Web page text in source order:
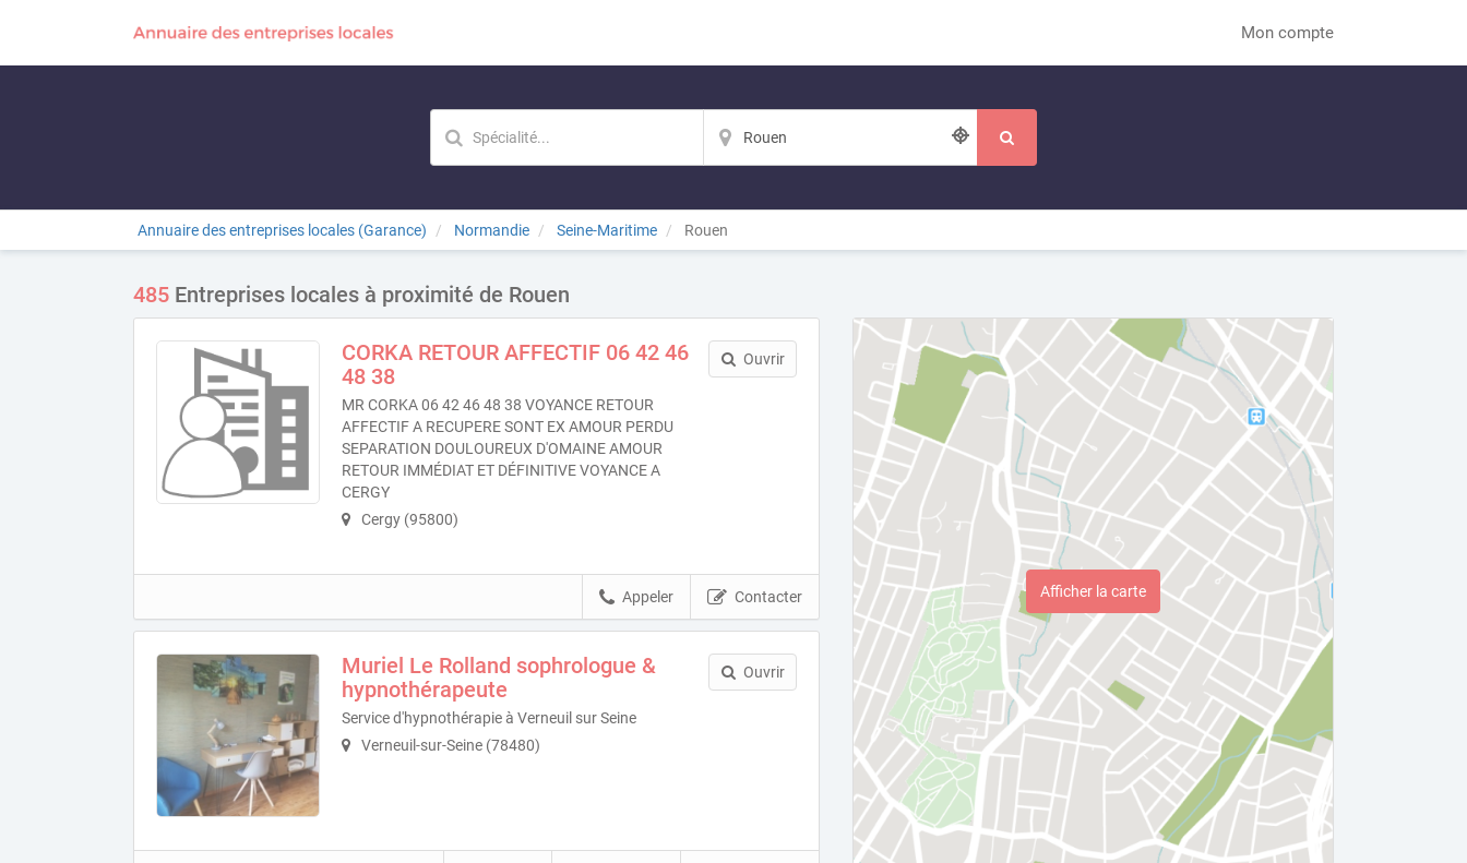
Mon compte
Annuaire des entreprises locales (Garance) Normandie Seine-Maritime Rouen
485 Entreprises locales à proximité de Rouen
CORKA RETOUR AFFECTIF 06 42 46
48 38
MR CORKA 06 42 46 48 38 VOYANCE RETOUR
AFFECTIF A RECUPERE SONT EX AMOUR PERDU
SEPARATION DOULOUREUX D'OMAINE AMOUR
RETOUR IMMÉDIAT ET DÉFINITIVE VOYANCE A
CERGY
Cergy (95800)
Ouvrir
Contacter
Appeler
Muriel Le Rolland sophrologue &
hypnothérapeute
Service d'hypnothérapie à Verneuil sur Seine
Verneuil-sur-Seine (78480)
Ouvrir
Afficher la carte